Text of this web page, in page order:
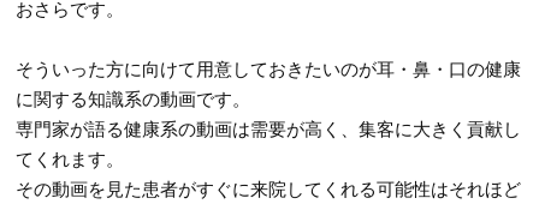
おさらです。
そういった方に向けて用意しておきたいのが耳・鼻・口の健康
に関する知識系の動画です。
専門家が語る健康系の動画は需要が高く、集客に大きく貢献し
てくれます。
その動画を見た患者がすぐに来院してくれる可能性はそれほど